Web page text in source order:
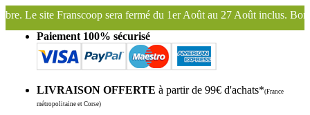
du 1er Août au 27 Août inclus. Bonnes vacances !
Paiement 100% sécurisé
LIVRAISON OFFERTE à partir de 99€ d'achats*(France
métropolitaine et Corse)